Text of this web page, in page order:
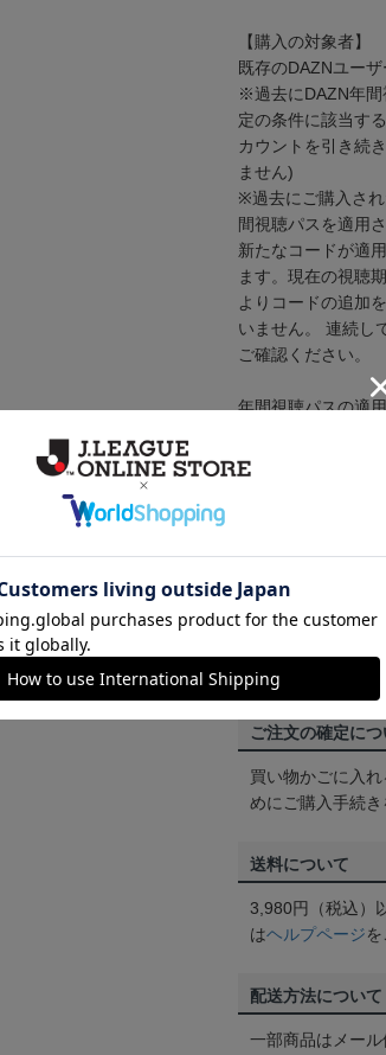
【購入の対象者】
既存のDAZNユー
※過去にDAZN年間
定の条件に該当す
カウントを引き続
ません)
※過去にご購入さ
間視聴パスを適用
新たなコードが適
ます。現在の視聴
よりコードの追加
いません。 連続し
ご確認ください。
年間視聴パスの適
※DAZN年間視聴パ
メーカー品番：
返品・交換につい
お客様都合によ
ん。詳しくは
ヘ
ご注文の確定につ
買い物かごに入
めにご購入手続き
送料について
3,980円（税込）
はヘルプページ
配送方法について
一部商品はメー